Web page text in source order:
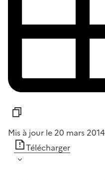
Mis à jour le 20 mars 2014
Télécharger